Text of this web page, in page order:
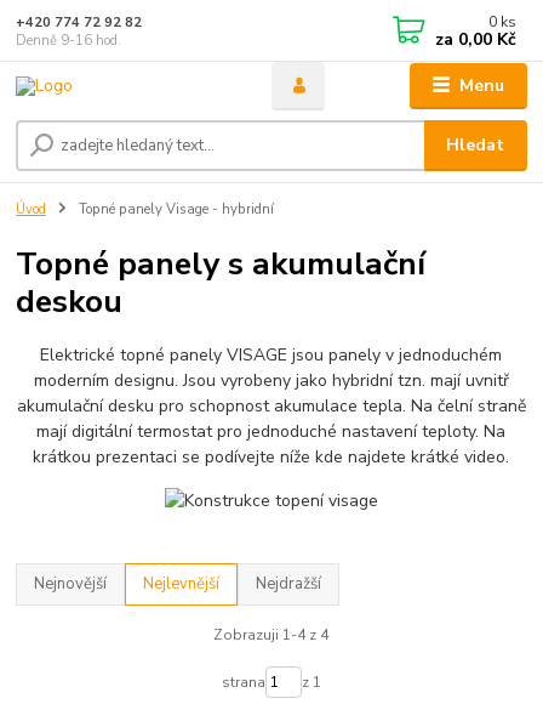
Menu
Hledat
+420 774 72 92 82
Denně 9-16 hod.
0 ks
za 0,00 Kč
Úvod Topné panely Visage - hybridní
Topné panely s akumulační
deskou
Elektrické topné panely VISAGE jsou panely v jednoduchém
moderním designu. Jsou vyrobeny jako hybridní tzn. mají uvnitř
akumulační desku pro schopnost akumulace tepla. Na čelní straně
mají digitální termostat pro jednoduché nastavení teploty. Na
krátkou prezentaci se podívejte níže kde najdete krátké video.
Nejnovější Nejlevnější Nejdražší
Zobrazuji 1-4 z 4
strana z 1